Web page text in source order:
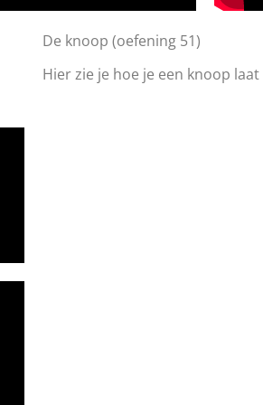
De knoop (oefening 51)
Hier zie je hoe je een knoop